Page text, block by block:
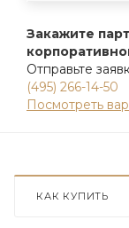
Закажите
Отправьте
(495) 266-14-50
Посмотреть
КАК КУПИТЬ